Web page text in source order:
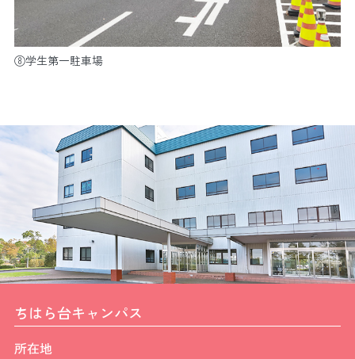
⑧学生第一駐車場
ちはら台キャンパス
所在地